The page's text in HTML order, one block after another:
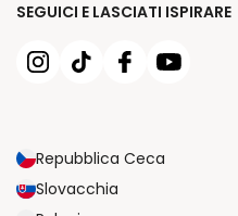
SEGUICI E LASCIATI ISPIRARE
Repubblica Ceca
Slovacchia